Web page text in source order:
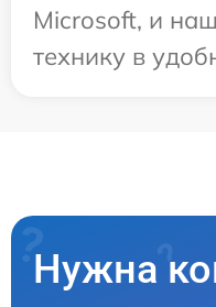
Microsoft, и
технику в
Нужна